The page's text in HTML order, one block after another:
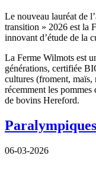
Le nouveau lauréat de
transition » 2026 est la
innovant d’étude de la
La Ferme Wilmots est
générations, certifiée
cultures (froment, maïs,
récemment les
de bovins Hereford.
Paralympiques
06-03-2026